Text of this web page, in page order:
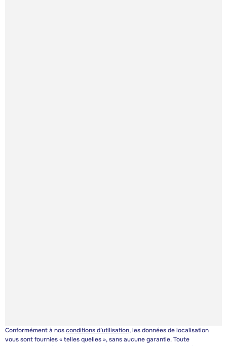
Conformément à nosconditions d’utilisation, les données de localisation
vous sont fournies « telles quelles », sans aucune garantie. Toute